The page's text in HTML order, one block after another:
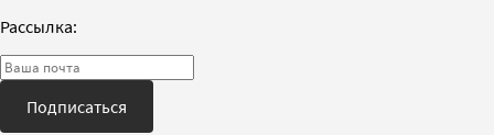
Рассылка:
Подписаться